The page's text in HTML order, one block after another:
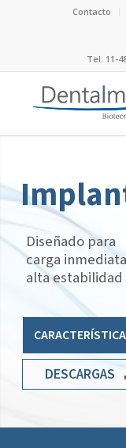
Contacto
Tel: 11-
Diseñado para
carga
alta estabilidad
DESCARGAS